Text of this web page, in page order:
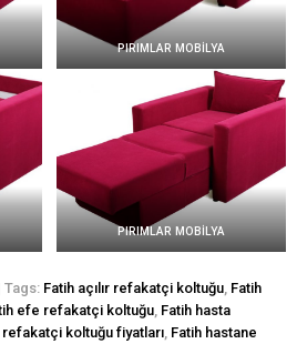
PIRIMLAR MOBİLYA
PIRIMLAR MOBİLYA
Tags: Fatih açılır refakatçi koltuğu Fatih
efe refakatçi koltuğu Fatih hasta
refakatçi koltuğu fiyatları Fatih hastane